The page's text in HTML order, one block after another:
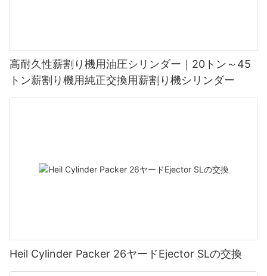
高耐久性薪割り機用油圧シリンダー｜20トン～45
トン薪割り機用純正交換用薪割り機シリンダー
Heil Cylinder Packer 26ヤードEjector SLの交換